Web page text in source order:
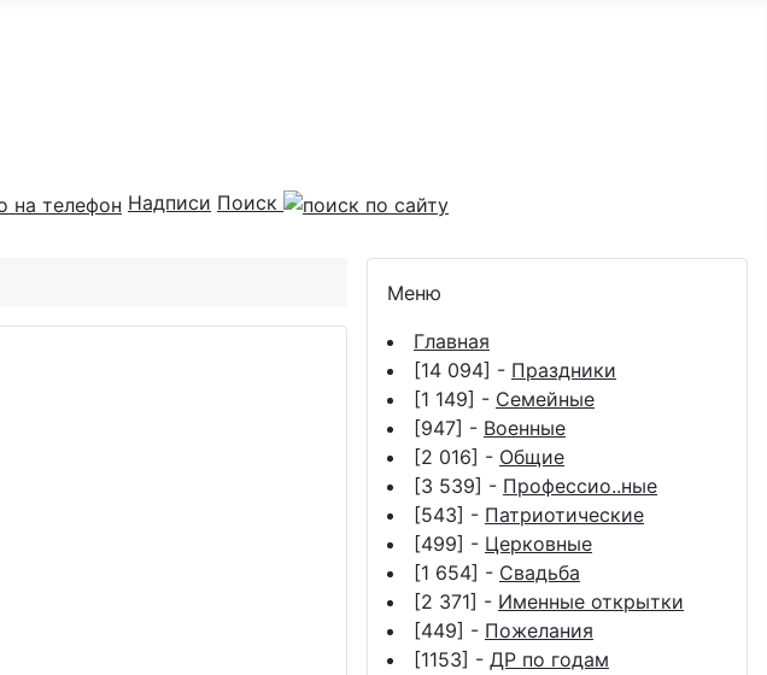
Надписи Поиск
Меню
Главная
[14 094] - Праздники
[1 149] - Семейные
[947] - Военные
[2 016] - Общие
[3 539] - Профессио..ные
[543] - Патриотические
[499] - Церковные
[1 654] - Свадьба
[2 371] - Именные открытки
[449] - Пожелания
[1153] - ДР по годам